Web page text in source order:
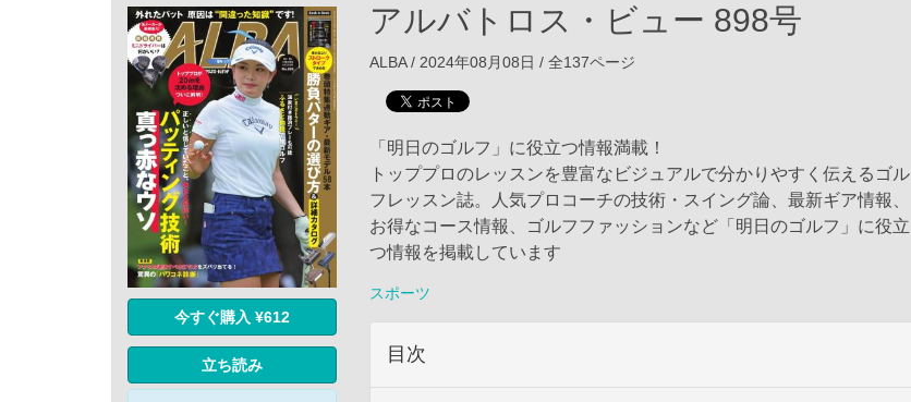
今すぐ購入 ¥612
立ち読み
アルバトロス・ビュー 898号
ALBA / 2024年08月08日 / 全137ページ
「明日のゴルフ」に役立つ情報満載！
トッププロのレッスンを豊富なビジュアルで分かりやすく伝えるゴル
フレッスン誌。人気プロコーチの技術・スイング論、最新ギア情報、
お得なコース情報、ゴルフファッションなど「明日のゴルフ」に役立
つ情報を掲載しています
スポーツ
目次